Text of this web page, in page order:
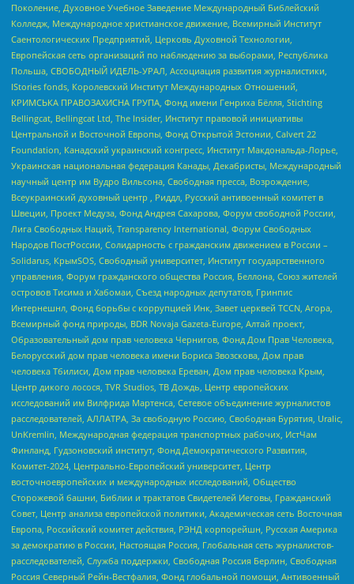
Поколение, Духовное Учебное Заведение Международный Библейский
Колледж, Международное христианское движение, Всемирный Институт
Саентологических Предприятий, Церковь Духовной Технологии,
Европейская сеть организаций по наблюдению за выборами, Республика
Польша, СВОБОДНЫЙ ИДЕЛЬ-УРАЛ, Ассоциация развития журналистики,
IStories fonds, Королевский Институт Международных Отношений,
КРИМСЬКА ПРАВОЗАХИСНА ГРУПА, Фонд имени Генриха Бёлля, Stichting
Bellingcat, Bellingcat Ltd, The Insider, Институт правовой инициативы
Центральной и Восточной Европы, Фонд Открытой Эстонии, Calvert 22
Foundation, Канадский украинский конгресс, Институт Макдональда-Лорье,
Украинская национальная федерация Канады, Декабристы, Международный
научный центр им Вудро Вильсона, Свободная пресса, Возрождение,
Всеукраинский духовный центр , Риддл, Русский антивоенный комитет в
Швеции, Проект Медуза, Фонд Андрея Сахарова, Форум свободной России,
Лига Свободных Наций, Transparеncy International, Форум Свободных
Народов ПостРоссии, Солидарность с гражданским движением в России –
Solidarus, КрымSOS, Свободный университет, Институт государственного
управления, Форум гражданского общества Россия, Беллона, Союз жителей
островов Тисима и Хабомаи, Съезд народных депутатов, Гринпис
Интернешнл, Фонд борьбы с коррупцией Инк, Завет церквей TCCN, Агора,
Всемирный фонд природы, BDR Novaja Gazeta-Europe, Алтай проект,
Образовательный дом прав человека Чернигов, Фонд Дом Прав Человека,
Белорусский дом прав человека имени Бориса Звозскова, Дом прав
человека Тбилиси, Дом прав человека Ереван, Дом прав человека Крым,
Центр дикого лосося, TVR Studios, ТВ Дождь, Центр европейских
исследований им Вилфрида Мартенса, Сетевое объединение журналистов
расследователей, АЛЛАТРА, За свободную Россию, Свободная Бурятия, Uralic,
UnKremlin, Международная федерация транспортных рабочих, ИстЧам
Финланд, Гудзоновский институт, Фонд Демократического Развития,
Комитет-2024, Центрально-Европейский университет, Центр
восточноевропейских и международных исследований, Общество
Сторожевой башни, Библии и трактатов Свидетелей Иеговы, Гражданский
Совет, Центр анализа европейской политики, Академическая сеть Восточная
Европа, Российский комитет действия, РЭНД корпорейшн, Русская Америка
за демократию в России, Настоящая Россия, Глобальная сеть журналистов-
расследователей, Служба поддержки, Свободная Россия Берлин, Свободная
Россия Северный Рейн-Вестфалия, Фонд глобальной помощи, Антивоенный